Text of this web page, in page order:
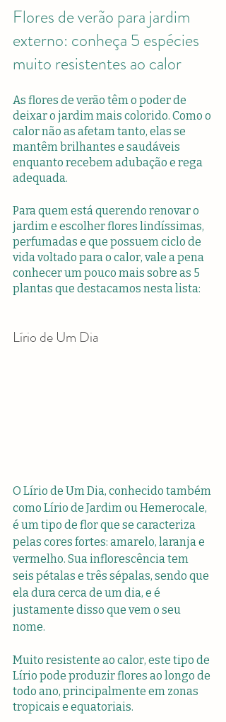
Flores de verão para jardim
externo: conheça 5 espécies
muito resistentes ao calor
As flores de verão têm o poder de
deixar o jardim mais colorido. Como o
calor não as afetam tanto, elas se
mantêm brilhantes e saudáveis
enquanto recebem adubação e rega
adequada.
Para quem está querendo renovar o
jardim e escolher flores lindíssimas,
perfumadas e que possuem ciclo de
vida voltado para o calor, vale a pena
conhecer um pouco mais sobre as 5
plantas que destacamos nesta lista:
Lírio de Um Dia
O Lírio de Um Dia, conhecido também
como Lírio de Jardim ou Hemerocale,
é um tipo de flor que se caracteriza
pelas cores fortes: amarelo, laranja e
vermelho. Sua inflorescência tem
seis pétalas e três sépalas, sendo que
ela dura cerca de um dia, e é
justamente disso que vem o seu
nome.
Muito resistente ao calor, este tipo de
Lírio pode produzir flores ao longo de
todo ano, principalmente em zonas
tropicais e equatoriais.